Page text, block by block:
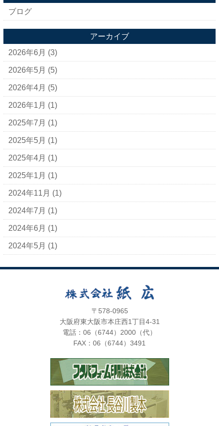
ブログ
アーカイブ
2026年6月 (3)
2026年5月 (5)
2026年4月 (5)
2026年1月 (1)
2025年7月 (1)
2025年5月 (1)
2025年4月 (1)
2025年1月 (1)
2024年11月 (1)
2024年7月 (1)
2024年6月 (1)
2024年5月 (1)
〒578-0965
大阪府東大阪市本庄西1丁目4-31
電話：06（6744）2000（代）
FAX：06（6744）3491